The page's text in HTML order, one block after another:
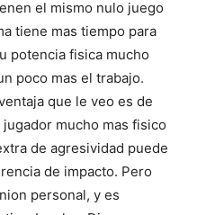
el mismo nulo juego
tiene mas tiempo para
potencia fisica mucho
poco mas el trabajo.
que le veo es de
mucho mas fisico
de agresividad puede
de impacto. Pero
personal, y es